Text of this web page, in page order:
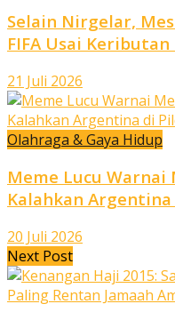
Selain Nirgelar,
FIFA Usai
21 Juli 2026
Olahraga & Gaya Hidup
Meme Lucu Warnai
Kalahkan
20 Juli 2026
Next Post